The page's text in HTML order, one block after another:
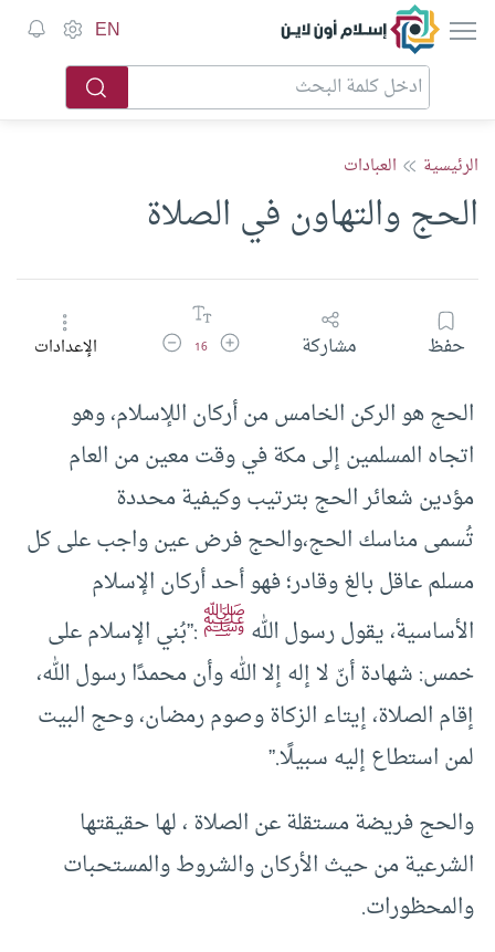
إسلام أون لاين EN
الرئيسية العبادات
الحج والتهاون في الصلاة
حفظ مشاركة زيادة حجم الخط
16 تقليل حجم الخطالإعدادات
الحج هو الركن الخامس من أركان اللإسلام، وهو
اتجاه المسلمين إلى مكة في وقت معين من العام
مؤدين شعائر الحج بترتيب وكيفية محددة
تُسمى مناسك الحج،والحج فرض عين واجب على كل
مسلم عاقل بالغ وقادر؛ فهو أحد أركان الإسلام
الأساسية، يقول رسول اللهﷺ:”بُني الإسلام على
خمس: شهادة أنّ لا إله إلا الله وأن محمدًا رسول الله،
إقام الصلاة، إيتاء الزكاة وصوم رمضان، وحج البيت
لمن استطاع إليه سبيلًا.”
والحج فريضة مستقلة عن الصلاة ، لها حقيقتها
الشرعية من حيث الأركان والشروط والمستحبات
والمحظورات.